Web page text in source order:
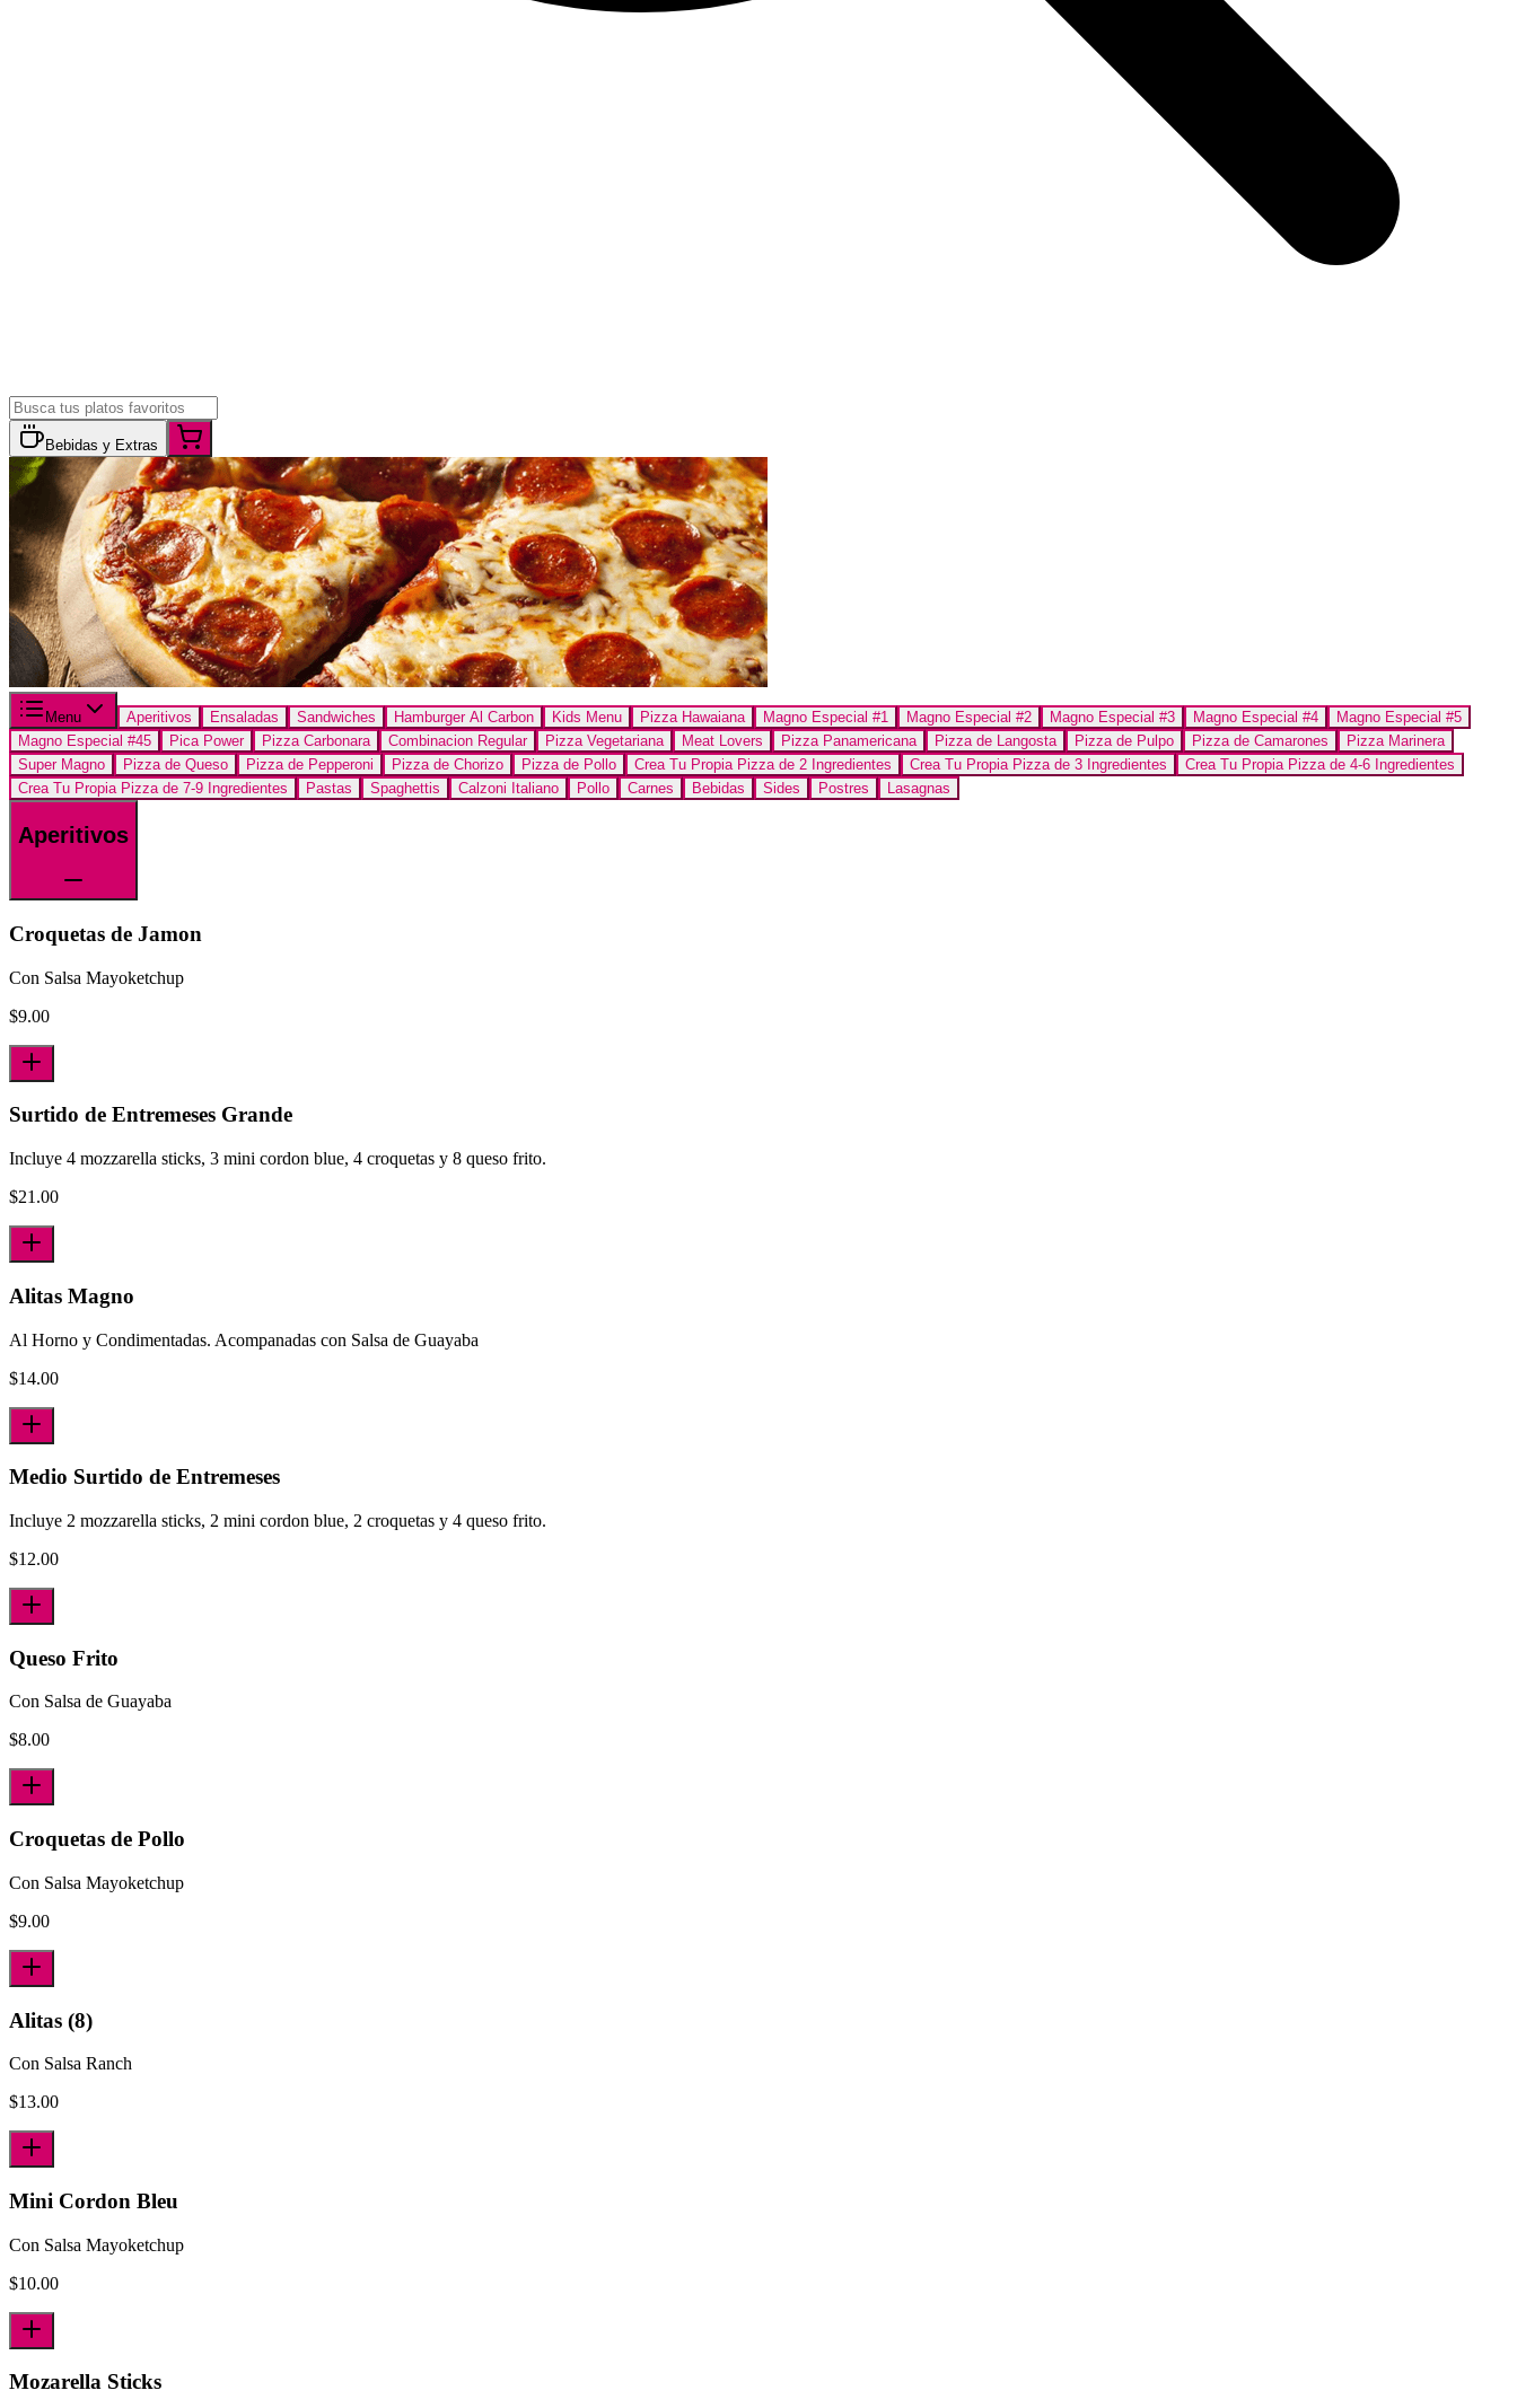
Bebidas y Extras
Menu Aperitivos Ensaladas Sandwiches Hamburger Al Carbon Kids Menu Pizza Hawaiana Magno Especial #1 Magno Especial #2 Magno Especial #3 Magno Especial #4
Magno Especial #5
Magno Especial #45
Pica Power Pizza Carbonara Combinacion Regular Pizza Vegetariana Meat Lovers Pizza Panamericana Pizza de Langosta Pizza de Pulpo Pizza de Camarones
Pizza Marinera
Super Magno
Pizza de Queso Pizza de Pepperoni Pizza de Chorizo Pizza de Pollo Crea Tu Propia Pizza de 2 Ingredientes Crea Tu Propia Pizza de 3 Ingredientes
Crea Tu Propia Pizza de 4-6 Ingredientes
Crea Tu Propia Pizza de 7-9 Ingredientes
Pastas Spaghettis Calzoni Italiano Pollo Carnes Bebidas Sides Postres Lasagnas
Aperitivos
Croquetas de Jamon
Con Salsa Mayoketchup
$9.00
Surtido de Entremeses Grande
Incluye 4 mozzarella sticks, 3 mini cordon blue, 4 croquetas y 8 queso frito.
$21.00
Alitas Magno
Al Horno y Condimentadas. Acompanadas con Salsa de Guayaba
$14.00
Medio Surtido de Entremeses
Incluye 2 mozzarella sticks, 2 mini cordon blue, 2 croquetas y 4 queso frito.
$12.00
Queso Frito
Con Salsa de Guayaba
$8.00
Croquetas de Pollo
Con Salsa Mayoketchup
$9.00
Alitas (8)
Con Salsa Ranch
$13.00
Mini Cordon Bleu
Con Salsa Mayoketchup
$10.00
Mozarella Sticks